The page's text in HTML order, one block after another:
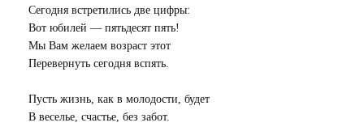
Сегодня встретились две цифры:
Вот юбилей — пятьдесят пять!
Мы Вам желаем возраст этот
Перевернуть сегодня вспять.
Пусть жизнь, как в молодости, будет
В веселье, счастье, без забот.